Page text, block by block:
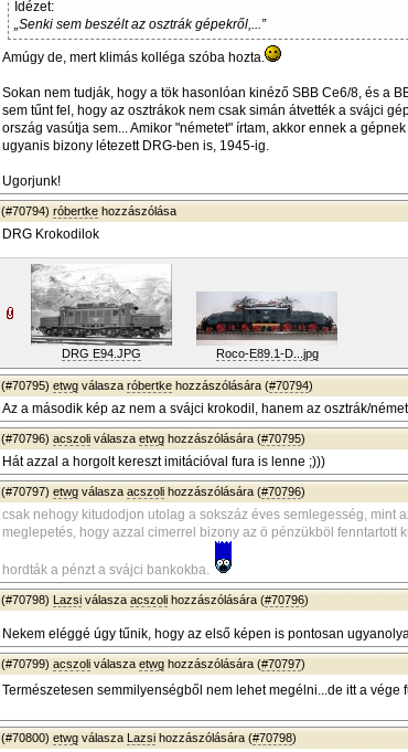
Idézet:
„Senki sem beszélt az osztrák gépekről,...”
Amúgy de, mert klimás kolléga szóba hozta.
Sokan nem tudják, hogy a tök hasonlóan kinéző SBB Ce6/8, és a
sem tűnt fel, hogy az osztrákok nem csak simán átvették a svájci
ország vasútja sem... Amikor "németet" írtam, akkor ennek a
ugyanis bizony létezett DRG-ben is, 1945-ig.
Ugorjunk!
(#70794) róbertke hozzászólása
DRG Krokodilok
DRG E94.JPG Roco-E89.1-D...jpg
(#70795) etwg válasza róbertke hozzászólására (#70794)
Az a második kép az nem a svájci krokodil, hanem az osztrák/
(#70796) acszoli válasza etwg hozzászólására (#70795)
Hát azzal a horgolt kereszt imitációval fura is lenne ;)))
(#70797) etwg válasza acszoli hozzászólására (#70796)
csak nehogy kitudodjon utolag a sokszáz éves semlegesség, mint
meglepetés, hogy azzal cimerrel bizony az ö pénzükböl fenntartott
hordták a pénzt a svájci bankokba.
(#70798) Lazsi válasza acszoli hozzászólására (#70796)
Nekem eléggé úgy tűnik, hogy az első képen is pontosan
(#70799) acszoli válasza etwg hozzászólására (#70797)
Természetesen semmilyenségből nem lehet megélni...de itt a vége
(#70800) etwg válasza Lazsi hozzászólására (#70798)